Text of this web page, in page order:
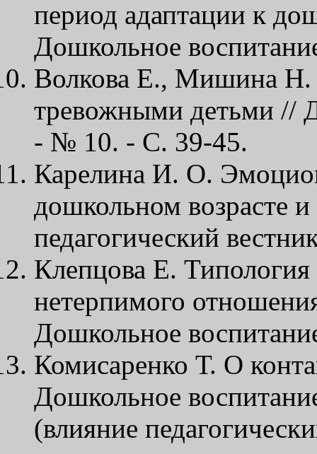
период адаптации к
Дошкольное
Волкова Е., Мишина Н.
тревожными детьми //
- № 10. - С. 39-45.
Карелина И. О.
дошкольном возрасте
педагогический
Клепцова Е. Типология
нетерпимого
Дошкольное
Комисаренко Т. О
Дошкольное
(влияние